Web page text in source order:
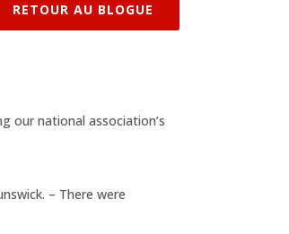
RETOUR AU BLOGUE
our national association’s
– There were